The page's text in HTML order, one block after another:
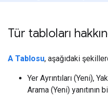
Tür tabloları
A Tablosu, aşağıdaki
Yer Ayrıntıları (Yeni),
Arama (Yeni) yanıtının